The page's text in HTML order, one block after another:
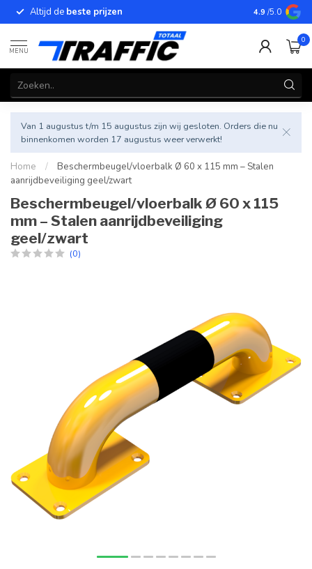
Altijd de beste prijzen Betrouwbare
4.9 /5.0
MENU
0
Van 1 augustus t/m 15 augustus zijn wij gesloten. Orders die nu
binnenkomen worden 17 augustus weer verwerkt!
Home /
Beschermbeugel/vloerbalk Ø 60 x 115 mm – Stalen
aanrijdbeveiliging geel/zwart
Beschermbeugel/vloerbalk Ø 60 x 115
mm – Stalen aanrijdbeveiliging
geel/zwart
(0)